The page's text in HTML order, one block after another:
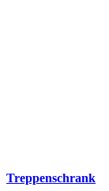
Treppenschrank